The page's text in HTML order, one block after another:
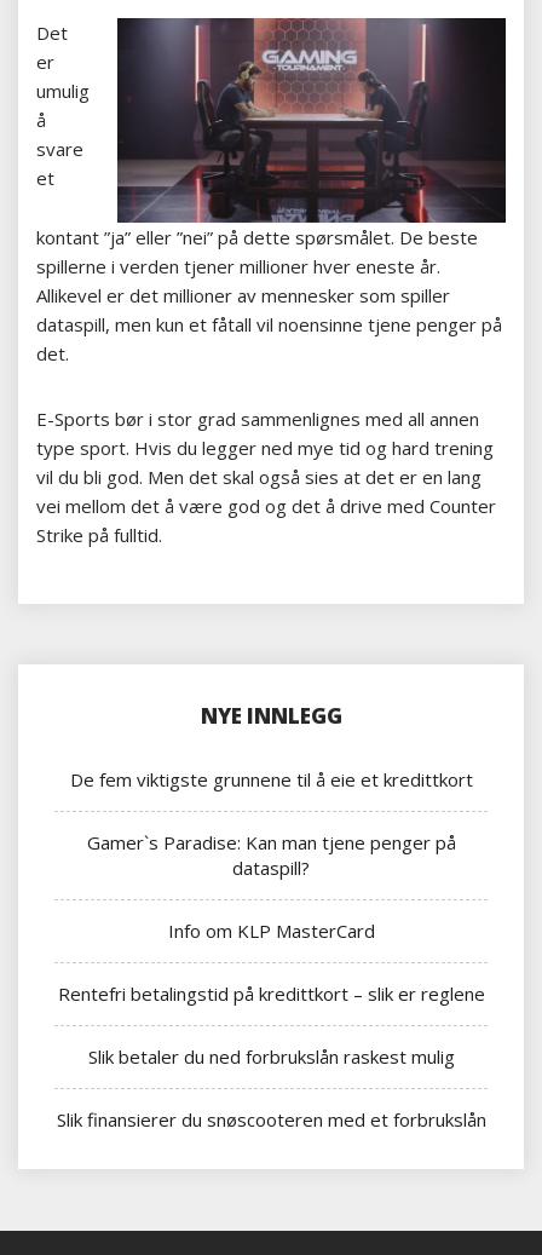
Det
er
umulig
å
svare
et
kontant ”ja” eller ”nei” på dette spørsmålet. De beste
spillerne i verden tjener millioner hver eneste år.
Allikevel er det millioner av mennesker som spiller
dataspill, men kun et fåtall vil noensinne tjene penger på
det.
E-Sports bør i stor grad sammenlignes med all annen
type sport. Hvis du legger ned mye tid og hard trening
vil du bli god. Men det skal også sies at det er en lang
vei mellom det å være god og det å drive med Counter
Strike på fulltid.
NYE INNLEGG
De fem viktigste grunnene til å eie et kredittkort
Gamer`s Paradise: Kan man tjene penger på
dataspill?
Info om KLP MasterCard
Rentefri betalingstid på kredittkort – slik er reglene
Slik betaler du ned forbrukslån raskest mulig
Slik finansierer du snøscooteren med et forbrukslån